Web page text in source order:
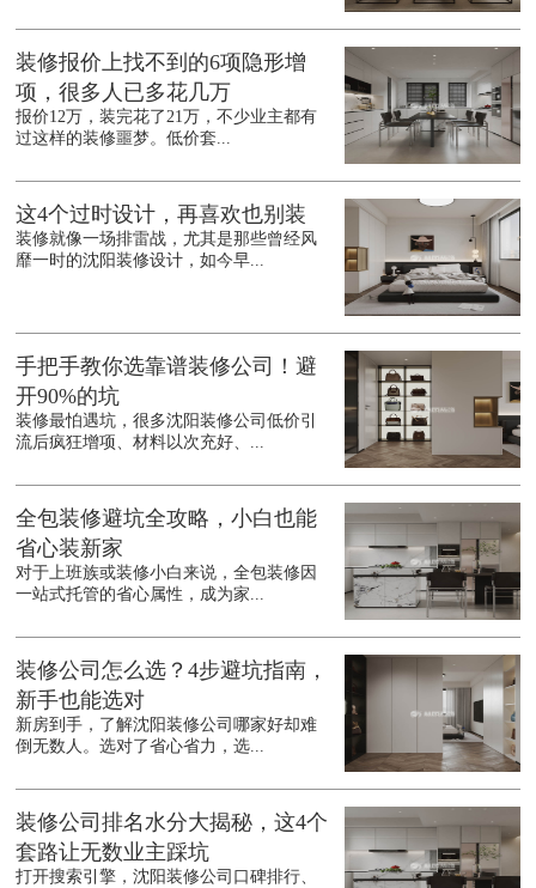
装修报价上找不到的6项隐形增
项，很多人已多花几万
报价12万，装完花了21万，不少业主都有
过这样的装修噩梦。低价套...
这4个过时设计，再喜欢也别装
装修就像一场排雷战，尤其是那些曾经风
靡一时的沈阳装修设计，如今早...
手把手教你选靠谱装修公司！避
开90%的坑
装修最怕遇坑，很多沈阳装修公司低价引
流后疯狂增项、材料以次充好、...
全包装修避坑全攻略，小白也能
省心装新家
对于上班族或装修小白来说，全包装修因
一站式托管的省心属性，成为家...
装修公司怎么选？4步避坑指南，
新手也能选对
新房到手，了解沈阳装修公司哪家好却难
倒无数人。选对了省心省力，选...
装修公司排名水分大揭秘，这4个
套路让无数业主踩坑
打开搜索引擎，沈阳装修公司口碑排行、